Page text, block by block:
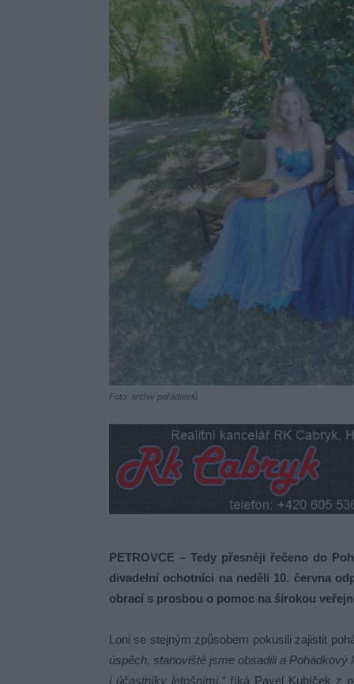
Foto: archiv pořadatelů
PETROVCE – Tedy přesněji řečeno do
divadelní ochotníci na neděli 10. června
obrací s prosbou o pomoc na širokou
Loni se stejným způsobem pokusili zajistit
úspěch, stanoviště jsme obsadili a
i účastníky letošními,“ říká Pavel Kubíček z